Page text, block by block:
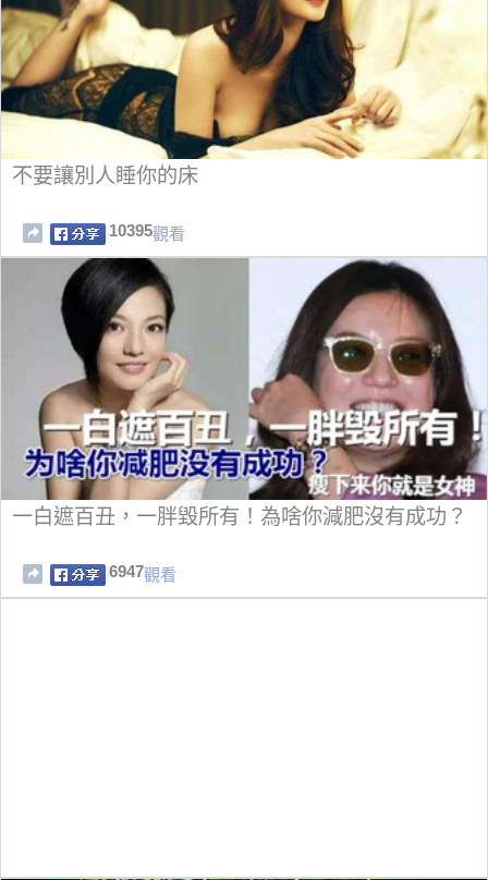
不要讓別人睡你的床
10395觀看
一白遮百丑，一胖毀所有！為啥你減肥沒有成功？
6947觀看